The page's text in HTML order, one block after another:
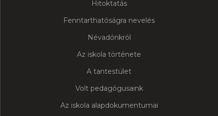
Hitoktatás
Fenntarthatóságra nevelés
Névadónkról
Az iskola története
A tantestület
Volt pedagógusaink
Az iskola alapdokumentumai